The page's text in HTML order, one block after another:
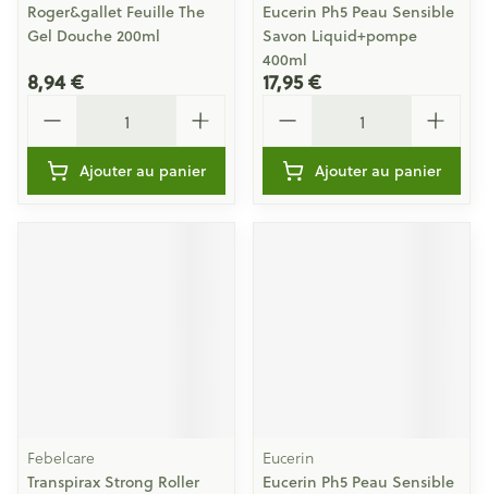
Roger&gallet Feuille The
Gel Douche 200ml
8,94 €
Ajouter au panier
Eucerin Ph5 Peau Sensible
Savon Liquid+pompe
400ml
17,95 €
Ajouter au panier
Febelcare
Transpirax Strong Roller
Eucerin
Eucerin Ph5 Peau Sensible